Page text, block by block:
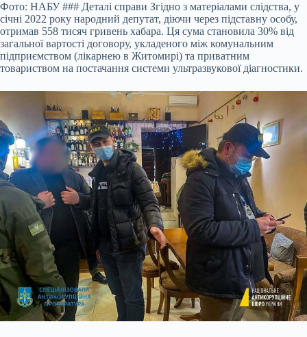
Фото: НАБУ ### Деталі справи Згідно з матеріалами слідства, у
січні 2022 року народний депутат, діючи через підставну особу,
отримав 558 тисяч гривень хабара. Ця сума становила 30% від
загальної вартості договору, укладеного між комунальним
підприємством (лікарнею в Житомирі) та приватним
товариством на постачання системи ультразвукової діагностики.